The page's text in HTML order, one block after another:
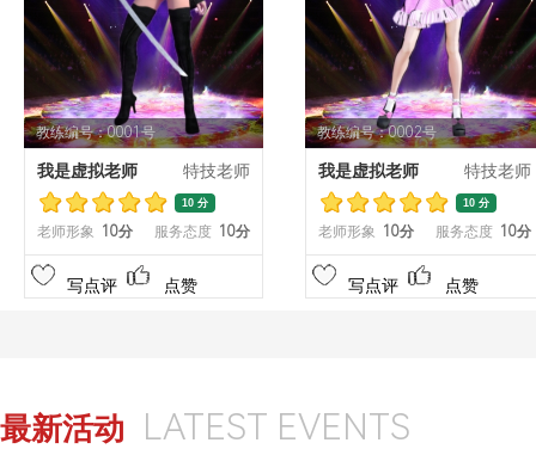
教练编号：0001号
我是虚拟老师 特技老师
10 分
老师形象 10分 服务态度 10分
写点评 点赞
教练编号：0002号
我是虚拟老师 特技老师
10 分
老师形象 10分 服务态度 10分
写点评 点赞
最新活动 LATEST EVENTS